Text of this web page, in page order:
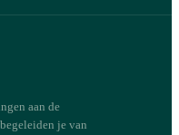
aan de
je van